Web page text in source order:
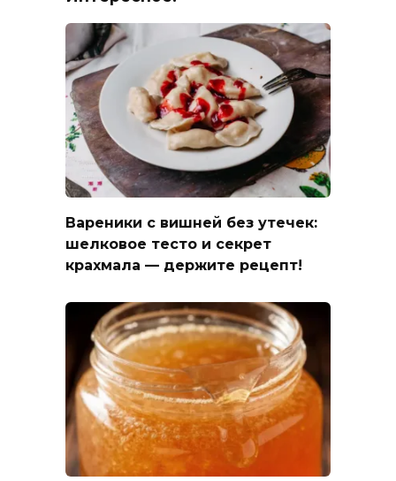
Вареники с вишней без утечек:
шелковое тесто и секрет
крахмала — держите рецепт!